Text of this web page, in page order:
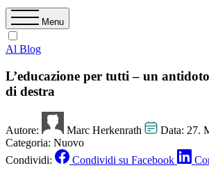
Menu
Al Blog
L’educazione per tutti – un
di destra
Autore: Marc Herkenrath Data: 27.
Categoria: Nuovo
Condividi:
Condividi su Facebook